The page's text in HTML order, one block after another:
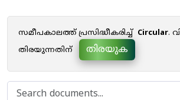
സമീപകാലത്ത് പ്രസിദ്ധീകരിച്ച് Circular.
തിരയുന്നതിന്
തിരയുക